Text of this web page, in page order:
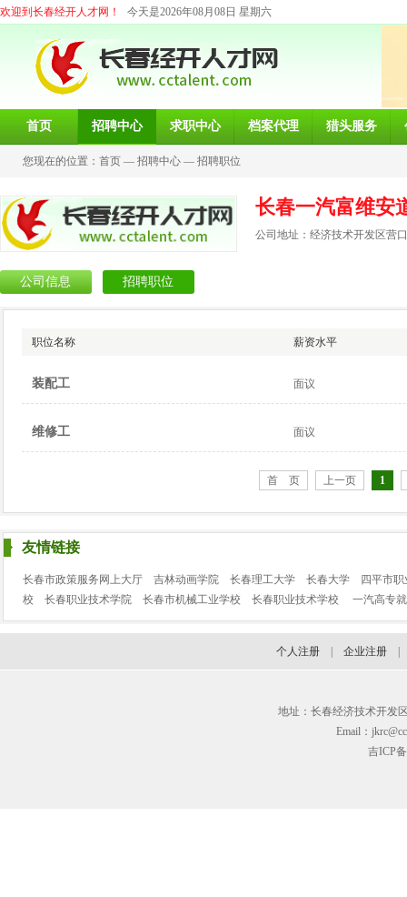
欢迎到长春经开人才网！ 今天是2026年08月08日 星期六
首页 招聘中心 求职中心 档案代理 猎头服务
您现在的位置： 首页 — 招聘中心 — 招聘职位
长春一汽富维安
公司地址：经济技术开发区营
公司信息 招聘职位
职位名称 薪资水平
装配工 面议
维修工 面议
首 页 上一页 1
友情链接
长春市政策服务网上大厅 吉林动画学院 长春理工大学 长春大学
四平市
校
长春职业技术学院 长春市机械工业学校 长春职业技术学校 一汽高专
个人注册 企业注册
地址：长春经济技术开发
Email：
吉ICP